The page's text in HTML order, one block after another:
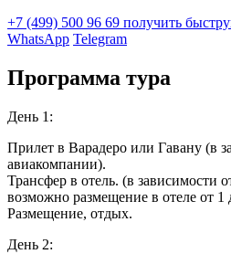
+7 (499) 500 96 69 получить
WhatsApp Telegram
Программа тура
День 1:
Прилет в Варадеро или Гавану (в
авиакомпании).
Трансфер в отель. (в зависимости
возможно размещение в отеле от 1
Размещение, отдых.
День 2: